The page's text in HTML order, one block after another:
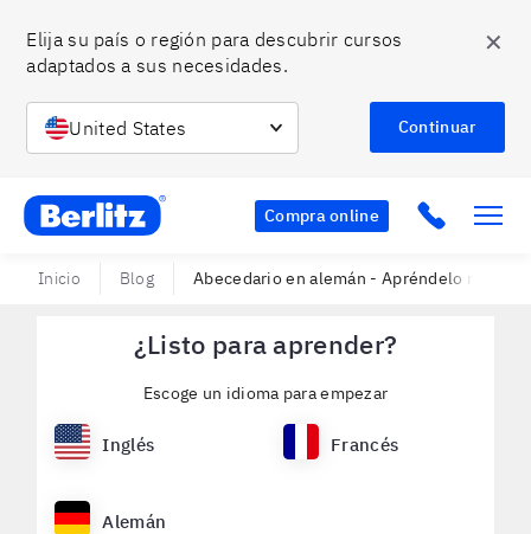
Elija su país o región para descubrir cursos
adaptados a sus necesidades.
United States Continuar
✕
Berlitz Chile Compra online Click to
Inicio Blog Abecedario en alemán - Apréndelo más
¿Listo para aprender?
Escoge un idioma para empezar
Inglés Francés
Alemán